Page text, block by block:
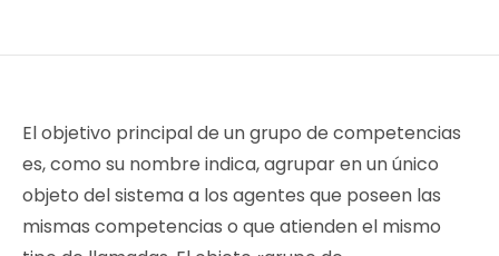
El objetivo principal de un grupo de competencias
es, como su nombre indica, agrupar en un único
objeto del sistema a los agentes que poseen las
mismas competencias o que atienden el mismo